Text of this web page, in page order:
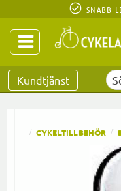
SNABB
Kundtjänst
CYKELTILLBEHÖR